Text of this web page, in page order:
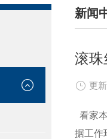
新闻
/
滚珠
更
看家
据工作